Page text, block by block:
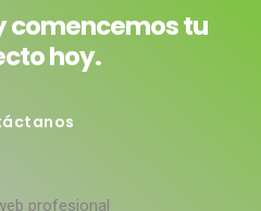
comencemos tu
hoy.